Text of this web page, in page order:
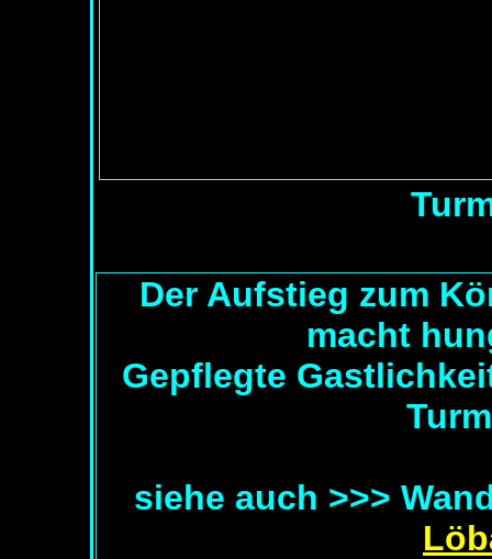
Der Aufstieg zum
macht
Gepflegte
siehe auch >>>